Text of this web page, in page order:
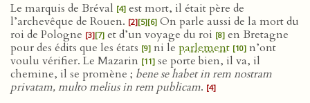
Le marquis de Bréval [4] est mort, il était père de
l’archevêque de Rouen. [2][5][6] On parle aussi de la mort du
roi de Pologne [3][7] et d’un voyage du roi [8] en Bretagne
pour des édits que les états [9] ni le parlement [10] n’ont
voulu vérifier. Le Mazarin [11] se porte bien, il va, il
chemine, il se promène ; bene se habet in rem nostram
privatam, multo melius in rem publicam. [4]